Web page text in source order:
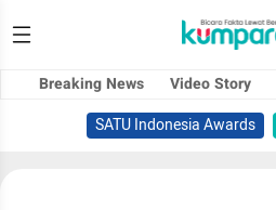
Breaking News Video Story
SATU Indonesia Awards